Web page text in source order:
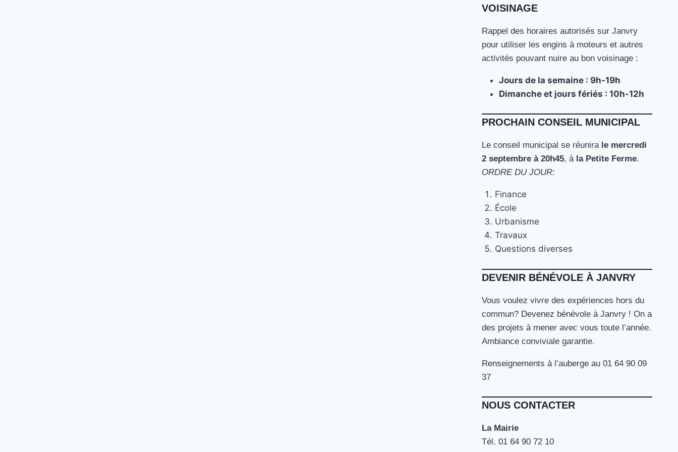
VOISINAGE
Rappel des horaires autorisés sur Janvry
pour utiliser les engins à moteurs et autres
activités pouvant nuire au bon voisinage :
Jours de la semaine : 9h-19h
Dimanche et jours fériés : 10h-12h
PROCHAIN CONSEIL MUNICIPAL
Le conseil municipal se réunira le mercredi
2 septembre à 20h45, à la Petite Ferme.
ORDRE DU JOUR:
Finance
École
Urbanisme
Travaux
Questions diverses
DEVENIR BÉNÉVOLE À JANVRY
Vous voulez vivre des expériences hors du
commun? Devenez bénévole à Janvry ! On a
des projets à mener avec vous toute l’année.
Ambiance conviviale garantie.
Renseignements à l’auberge au 01 64 90 09
37
NOUS CONTACTER
La Mairie
Tél. ‭01 64 90 72 10‬